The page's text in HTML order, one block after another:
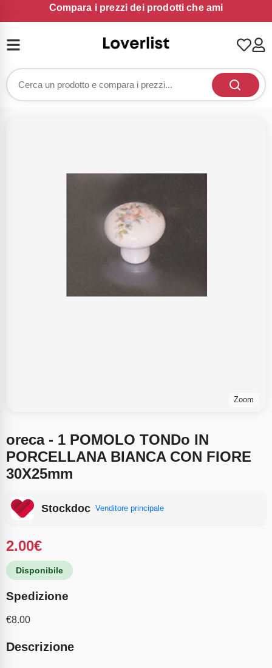
Compara i prezzi dei prodotti che ami
Zoom
oreca - 1 POMOLO TONDo IN
PORCELLANA BIANCA CON FIORE
30X25mm
Stockdoc Venditore principale
2.00€
Disponibile
Spedizione
€8.00
Descrizione